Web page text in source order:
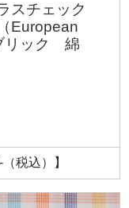
スチェック
European
リック 綿
税込）】